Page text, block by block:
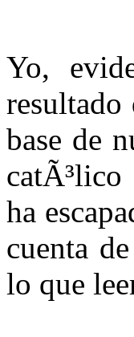
Yo,
base de
catÃ³lico
ha
cuenta
lo que